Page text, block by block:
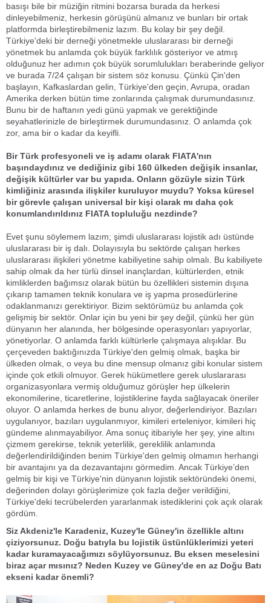
basışı bile bir müziğin ritmini bozarsa burada da herkesi
dinleyebilmeniz, herkesin görüşünü almanız ve bunları bir ortak
platformda birleştirebilmeniz lazım. Bu kolay bir şey değil.
Türkiye'deki bir derneği yönetmekle uluslararası bir derneği
yönetmek bu anlamda çok büyük farklılık gösteriyor ve atmış
olduğunuz her adımın çok büyük sorumlulukları beraberinde geliyor
ve burada 7/24 çalışan bir sistem söz konusu. Çünkü Çin'den
başlayın, Kafkaslardan gelin, Türkiye'den geçin, Avrupa, oradan
Amerika derken bütün time zonlarında çalışmak durumundasınız.
Bunu bir de haftanın yedi günü yapmak ve gerektiğinde
seyahatlerinizle de birleştirmek durumundasınız. O anlamda çok
zor, ama bir o kadar da keyifli.
Bir Türk profesyoneli ve iş adamı olarak FIATA'nın
başındaydınız ve dediğiniz gibi 160 ülkeden değişik insanlar,
değişik kültürler var bu yapıda. Onların gözüyle sizin Türk
kimliğiniz arasında ilişkiler kuruluyor muydu? Yoksa küresel
bir görevle çalışan universal bir kişi olarak mı daha çok
konumlandırıldınız FIATA topluluğu nezdinde?
Evet şunu söylemem lazım; şimdi uluslararası lojistik adı üstünde
uluslararası bir iş dalı. Dolayısıyla bu sektörde çalışan herkes
uluslararası ilişkileri yönetme kabiliyetine sahip olmalı. Bu kabiliyete
sahip olmak da her türlü dinsel inançlardan, kültürlerden, etnik
kimliklerden bağımsız olarak bütün bu özellikleri sistemin dışına
çıkarıp tamamen teknik konulara ve iş yapma prosedürlerine
odaklanmanızı gerektiriyor. Bizim sektörümüz bu anlamda çok
gelişmiş bir sektör. Onlar için bu yeni bir şey değil, çünkü her gün
dünyanın her alanında, her bölgesinde operasyonları yapıyorlar,
yönetiyorlar. O anlamda farklı kültürlerle çalışmaya alışıklar. Bu
çerçeveden baktığınızda Türkiye'den gelmiş olmak, başka bir
ülkeden olmak, o veya bu dine mensup olmanız gibi konular sistem
içinde çok etkili olmuyor. Gerek hükümetlere gerek uluslararası
organizasyonlara vermiş olduğumuz görüşler hep ülkelerin
ekonomilerine, ticaretlerine, lojistiklerine fayda sağlayacak öneriler
oluyor. O anlamda herkes de bunu alıyor, değerlendiriyor. Bazıları
uygulanıyor, bazıları uygulanmıyor, kimileri erteleniyor, kimileri hiç
gündeme alınmayabiliyor. Ama sonuç itibariyle her şey, yine altını
çizmem gerekirse, teknik yeterlilik, gereklilik anlamında
değerlendirildiğinden benim Türkiye'den gelmiş olmamın herhangi
bir avantajını ya da dezavantajını görmedim. Ancak Türkiye’den
gelmiş bir kişi ve Türkiye'nin dünyanın lojistik sektöründeki önemi,
değerinden dolayı görüşlerimize çok fazla değer verildiğini,
Türkiye'deki tecrübelerden yararlanmak istediklerini çok açık olarak
gördüm.
Siz Akdeniz'le Karadeniz, Kuzey'le Güney'in özellikle altını
çiziyorsunuz. Doğu batıyla bu lojistik üstünlüklerimizi yeteri
kadar kuramayacağımızı söylüyorsunuz. Bu eksen meselesini
biraz açar mısınız? Neden Kuzey ve Güney'de en az Doğu Batı
ekseni kadar önemli?